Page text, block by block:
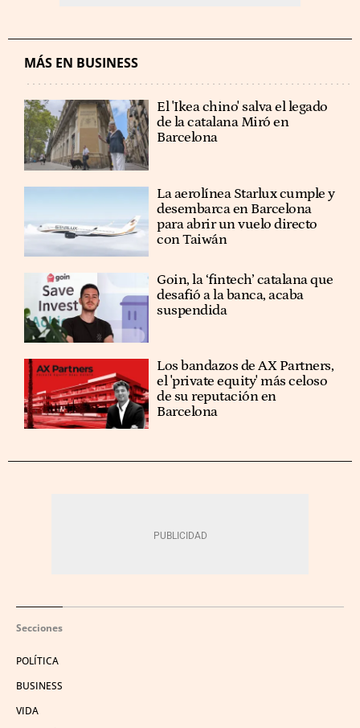
MÁS EN BUSINESS
El 'Ikea chino' salva el legado
de la catalana Miró en
Barcelona
La aerolínea Starlux cumple y
desembarca en Barcelona
para abrir un vuelo directo
con Taiwán
Goin, la ‘fintech’ catalana que
desafió a la banca, acaba
suspendida
Los bandazos de AX Partners,
el 'private equity' más celoso
de su reputación en
Barcelona
Secciones
POLÍTICA
BUSINESS
VIDA